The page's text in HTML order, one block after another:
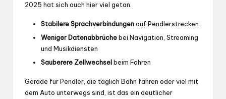
2025 hat sich auch hier viel getan.
Stabilere Sprachverbindungenauf Pendlerstrecken
Weniger Datenabbrüchebei Navigation, Streaming
und Musikdiensten
Sauberere Zellwechselbeim Fahren
Gerade für Pendler, die täglich Bahn fahren oder viel mit
dem Auto unterwegs sind, ist das ein deutlicher